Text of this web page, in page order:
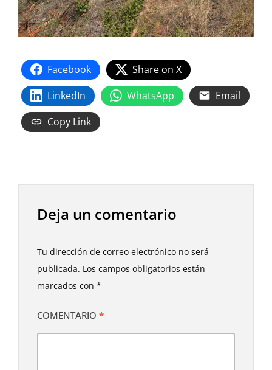
Facebook
Share on X
LinkedIn
WhatsApp
Email
Copy Link
Deja un comentario
Tu dirección de correo electrónico no será
publicada. Los campos obligatorios están
marcados con *
COMENTARIO *